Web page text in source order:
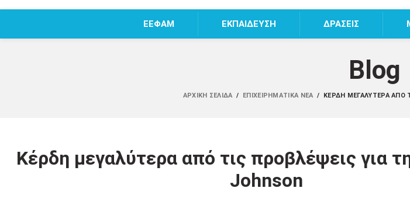
ΕΕΦΑΜ ΕΚΠΑΙΔΕΥΣΗ ΔΡΑΣΕΙΣ
Blog
ΑΡΧΙΚΉ ΣΕΛΊΔΑ / ΕΠΙΧΕΙΡΗΜΑΤΙΚΆ ΝΈΑ / ΚΈΡΔΗ ΜΕΓΑΛΎΤΕΡΑ ΑΠΌ
Κέρδη μεγαλύτερα από τις προβλέψεις για
Johnson